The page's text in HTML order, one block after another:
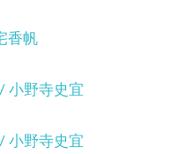
香帆
小野寺史宜
小野寺史宜